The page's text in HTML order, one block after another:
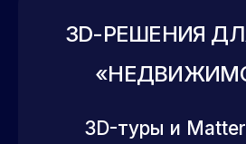
3D-РЕШЕНИЯ
3D-туры и